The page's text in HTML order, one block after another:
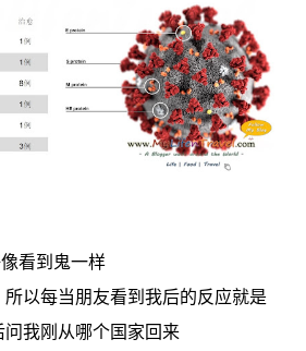
看到鬼一样
以每当朋友看到我后的反应就是
我刚从哪个国家回来